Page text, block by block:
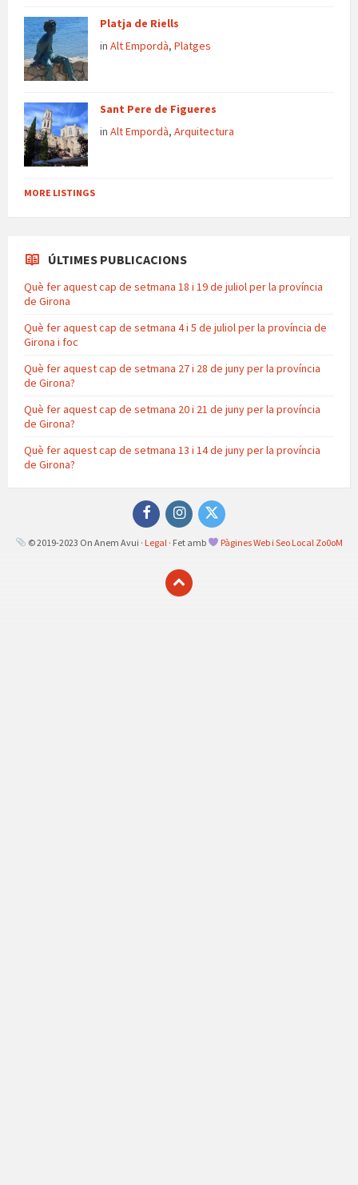
Platja de Riells
in Alt Empordà, Platges
Sant Pere de Figueres
in Alt Empordà, Arquitectura
MORE LISTINGS
ÚLTIMES PUBLICACIONS
Què fer aquest cap de setmana 18 i 19 de juliol per la província
de Girona
Què fer aquest cap de setmana 4 i 5 de juliol per la província de
Girona i foc
Què fer aquest cap de setmana 27 i 28 de juny per la província
de Girona?
Què fer aquest cap de setmana 20 i 21 de juny per la província
de Girona?
Què fer aquest cap de setmana 13 i 14 de juny per la província
de Girona?
FacebookInstagramTwitter
© 2019-2023 On Anem Avui · Legal · Fet amb Pàgines Web i Seo Local Zo0oM